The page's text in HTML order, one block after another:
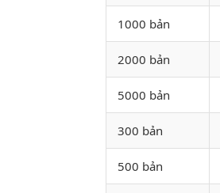
1000 bản
2000 bản
5000 bản
300 bản
500 bản